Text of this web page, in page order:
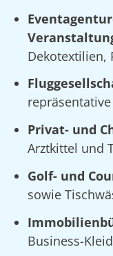
Dekotextilien,
Privat- und
Arztkittel und
Golf- und
sowie
Business-